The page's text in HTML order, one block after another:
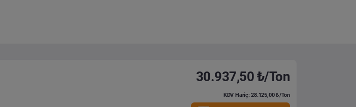
30.937,50 ₺/Ton
KDV Hariç: 28.125,00 ₺/Ton